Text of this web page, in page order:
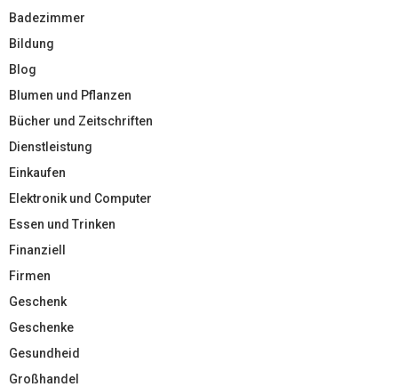
Badezimmer
Bildung
Blog
Blumen und Pflanzen
Bücher und Zeitschriften
Dienstleistung
Einkaufen
Elektronik und Computer
Essen und Trinken
Finanziell
Firmen
Geschenk
Geschenke
Gesundheid
Großhandel